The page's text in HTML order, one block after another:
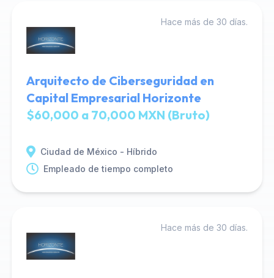
Hace más de 30 días.
Arquitecto de Ciberseguridad en
Capital Empresarial Horizonte
$60,000 a 70,000 MXN (Bruto)
Ciudad de México - Híbrido
Empleado de tiempo completo
Hace más de 30 días.